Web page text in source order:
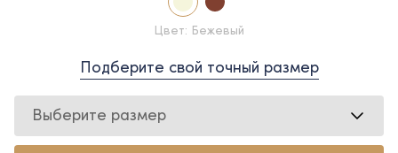
Цвет: Бежевый
Подберите свой точный размер
Выберите размер